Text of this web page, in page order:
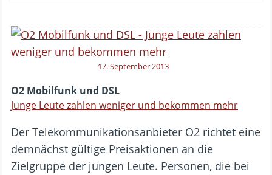
17. September 2013
O2 Mobilfunk und DSL
Junge Leute zahlen weniger und bekommen mehr
Der Telekommunikationsanbieter O2 richtet eine
demnächst gültige Preisaktionen an die
Zielgruppe der jungen Leute. Personen, die bei